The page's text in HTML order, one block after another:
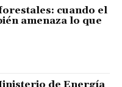
cuando el
amenaza lo que